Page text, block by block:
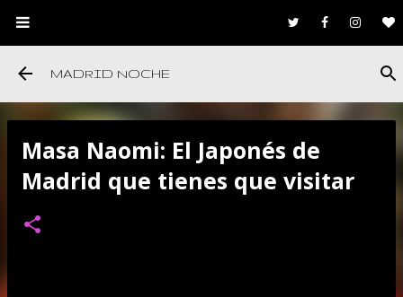
Ir al contenido principal
MADRID NOCHE
Masa Naomi: El Japonés de
Madrid que tienes que visitar